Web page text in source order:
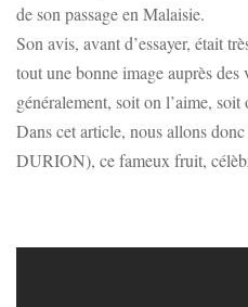
de son passage en Malaisie.
Son avis, avant d’essayer, était
tout une bonne image auprès des
généralement, soit on l’aime, soit
Dans cet article, nous allons
DURION), ce fameux fruit,